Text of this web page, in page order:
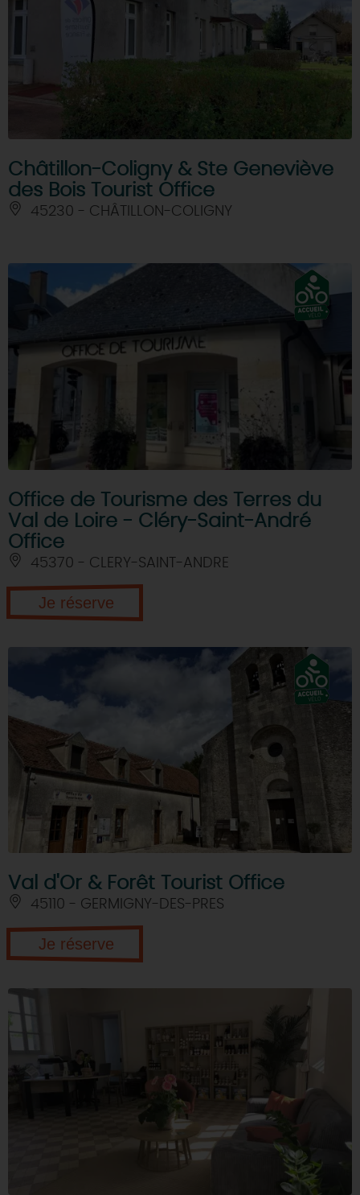
Châtillon-Coligny & Ste Geneviève
des Bois Tourist Office
45230 - CHÂTILLON-COLIGNY
Office de Tourisme des Terres du
Val de Loire - Cléry-Saint-André
Office
45370 - CLERY-SAINT-ANDRE
Je réserve
Val d'Or & Forêt Tourist Office
45110 - GERMIGNY-DES-PRES
Je réserve